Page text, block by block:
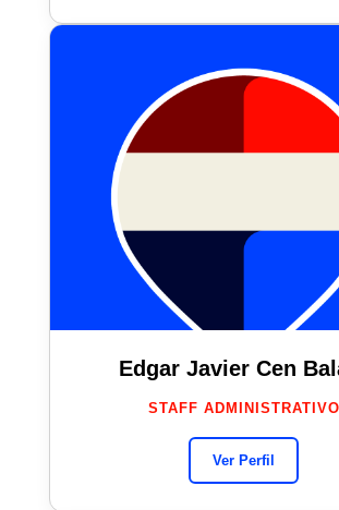
Edgar Javier Cen
STAFF ADMINISTRATIVO
Ver Perfil